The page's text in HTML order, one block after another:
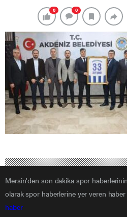
0 0
Mersin'den son dakika spor haberlerinin
olarak spor haberlerine yer veren haber
haber